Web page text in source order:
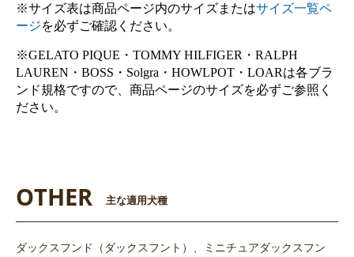
※サイズ表は商品ページ内のサイズまたはサイズ一覧ペ
ージを必ずご確認ください。
※GELATO PIQUE・TOMMY HILFIGER・RALPH
LAUREN・BOSS・Solgra・HOWLPOT・LOARは各ブラ
ンド規格ですので、商品ページのサイズを必ずご参照く
ださい。
OTHER 主な適用犬種
ダックスフンド（ダックスフント）、ミニチュアダックスフン